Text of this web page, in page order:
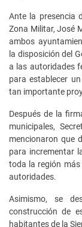
Ante la presencia
Zona Militar, José
ambos
la disposición del
a las autoridades
para establecer
tan importante
Después de la
municipales,
mencionaron que
para incrementar
toda la región
autoridades.
Asimismo, se
construcción de
habitantes de la